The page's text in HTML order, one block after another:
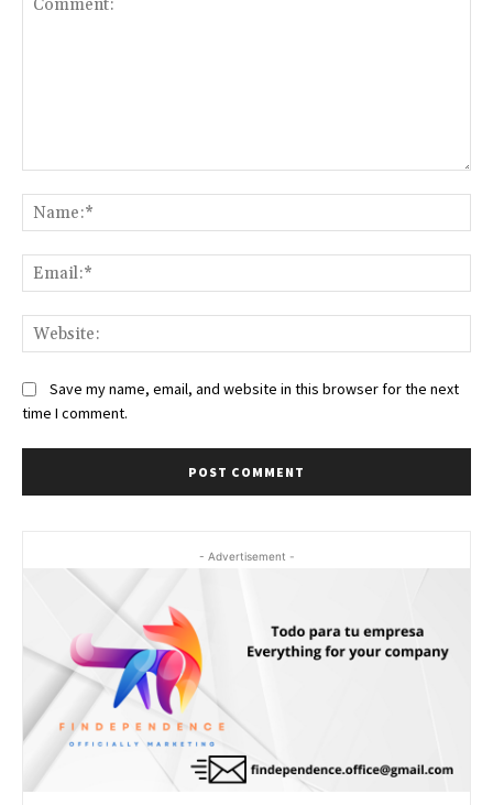
Save my name, email, and website in this browser for the next
time I comment.
- Advertisement -